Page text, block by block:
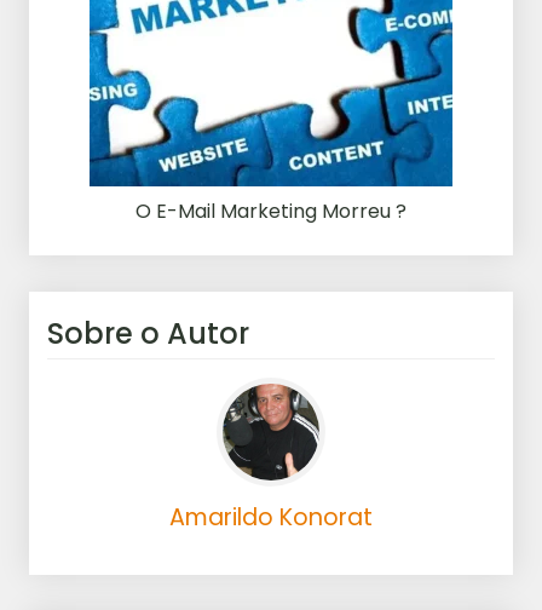
O E-Mail Marketing Morreu ?
Sobre o Autor
Amarildo Konorat